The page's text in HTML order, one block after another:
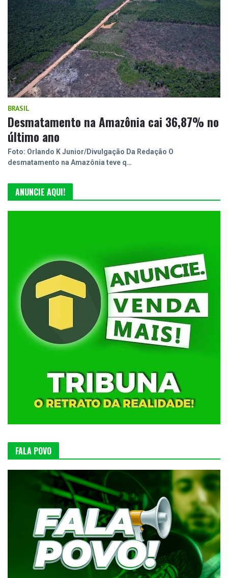
BRASIL
Desmatamento na Amazônia cai 36,87% no
último ano
Foto: Orlando K Junior/Divulgação Da Redação O
desmatamento na Amazônia teve q…
ANUNCIE AQUI!
FALA POVO